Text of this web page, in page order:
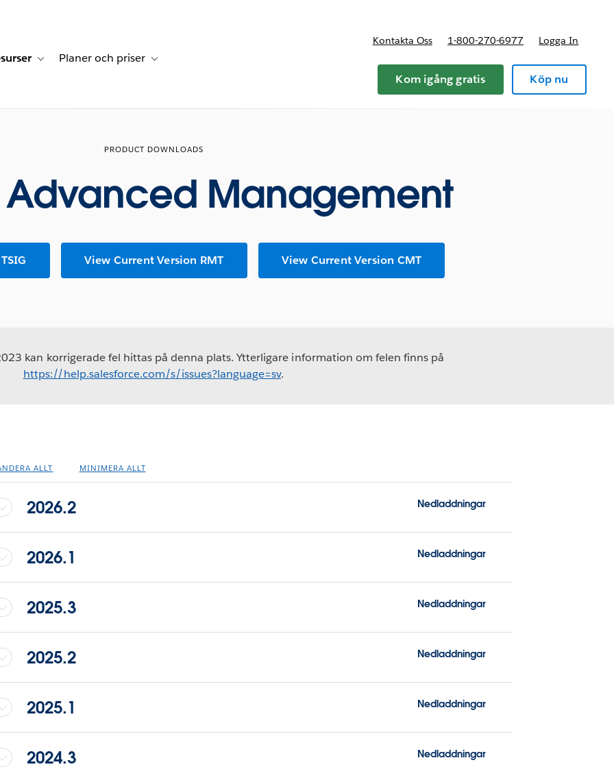
navigation for Lösningar
Toggle sub-navigation for Resurser
Planer och priser Toggle sub-navigation for Planer och priser
Kontakta Oss 1-800-270-6977 Logga In
Kom igång gratis Köp nu
PRODUCT DOWNLOADS
Advanced Management
View Current Version RMT View Current Version CMT
kan korrigerade fel hittas på denna plats. Ytterligare information om felen finns på
https://help.salesforce.com/s/issues?language=sv.
ALLT MINIMERA ALLT
2026.2 Nedladdningar
2026.1 Nedladdningar
2025.3 Nedladdningar
2025.2 Nedladdningar
2025.1 Nedladdningar
2024.3 Nedladdningar